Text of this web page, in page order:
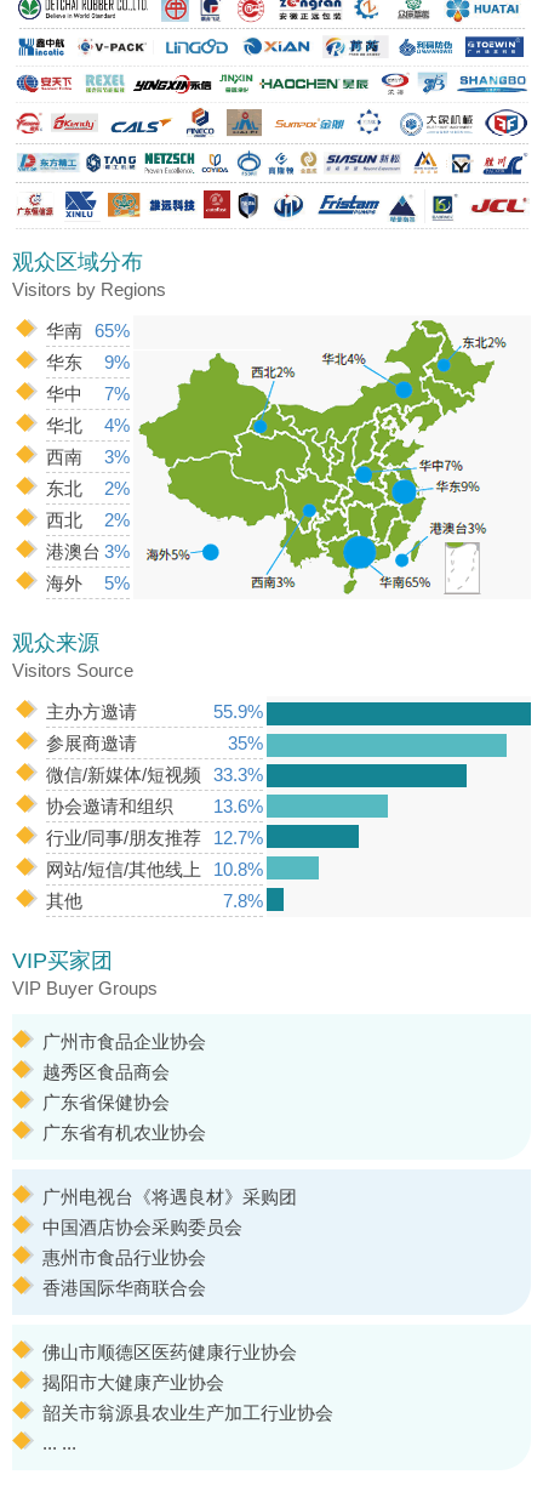
观众区域分布
Visitors by Regions
华南 65%
华东
9%
华中
7%
华北
4%
西南
3%
东北
2%
西北
2%
港澳台 3%
海外
5%
观众来源
Visitors Source
主办方邀请
55.9%
参展商邀请
35%
微信/新媒体/短视频
33.3%
协会邀请和组织
13.6%
行业/同事/朋友推荐
12.7%
网站/短信/其他线上
10.8%
其他
7.8%
VIP买家团
VIP Buyer Groups
广州市食品企业协会
越秀区食品商会
广东省保健协会
广东省有机农业协会
广州电视台《将遇良材》采购团
中国酒店协会采购委员会
惠州市食品行业协会
香港国际华商联合会
佛山市顺德区医药健康行业协会
揭阳市大健康产业协会
韶关市翁源县农业生产加工行业协会
... ...